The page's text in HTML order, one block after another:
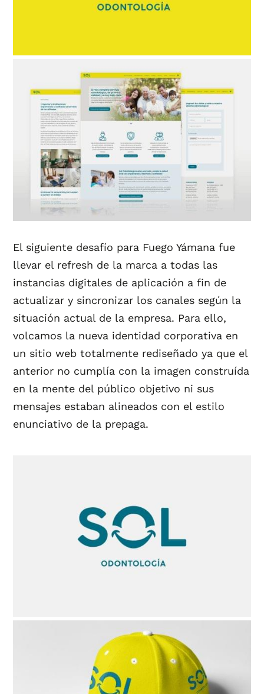
El siguiente desafío para Fuego Yámana fue
llevar el refresh de la marca a todas las
instancias digitales de aplicación a fin de
actualizar y sincronizar los canales según la
situación actual de la empresa. Para ello,
volcamos la nueva identidad corporativa en
un sitio web totalmente rediseñado ya que el
anterior no cumplía con la imagen construída
en la mente del público objetivo ni sus
mensajes estaban alineados con el estilo
enunciativo de la prepaga.